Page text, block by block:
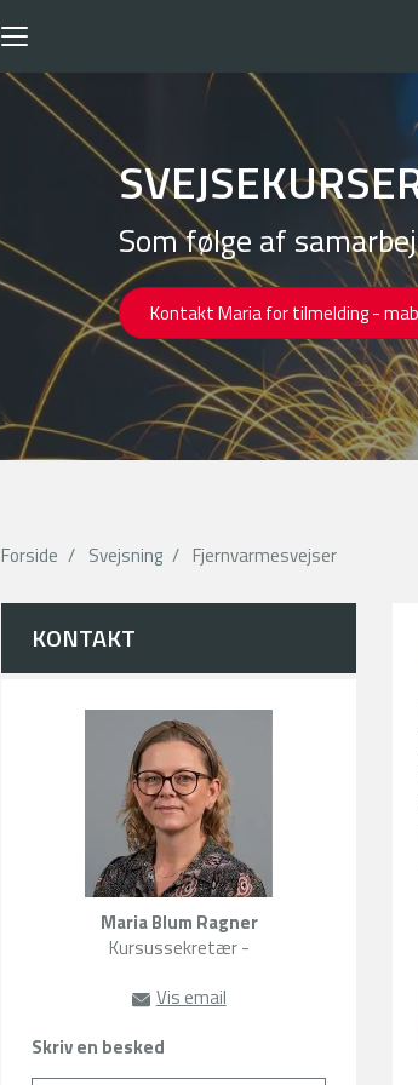
Toggle
Som følge af
Kontakt Maria for tilmelding -
Forside Svejsning Fjernvarmesvejser
KONTAKT
Maria Blum Ragner
Kursussekretær -
Vis emailmabr@sde.dk
Skriv en besked